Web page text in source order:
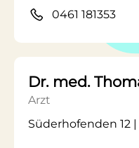
0461 181353
Dr. med.
Arzt
Süderhofenden 12